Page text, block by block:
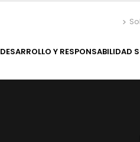
DESARROLLO Y RESPONSABILIDAD